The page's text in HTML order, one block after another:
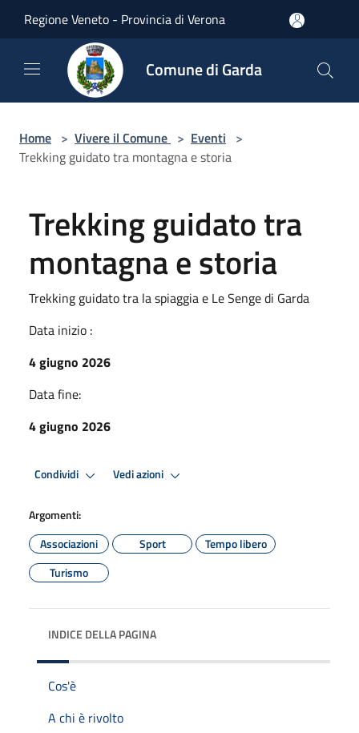
Regione Veneto - Provincia di Verona
Comune di Garda
Home > Vivere il Comune > Eventi >
Trekking guidato tra montagna e storia
Trekking guidato tra
montagna e storia
Trekking guidato tra la spiaggia e Le Senge di Garda
Data inizio :
4 giugno 2026
Data fine:
4 giugno 2026
Condividi Vedi azioni
Argomenti:
Associazioni
Sport
Tempo libero
Turismo
INDICE DELLA PAGINA
Cos'è
A chi è rivolto